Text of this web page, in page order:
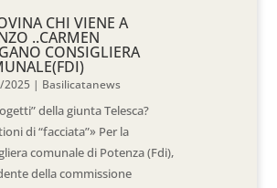
CHI VIENE A
..CARMEN
CONSIGLIERA
2025 | Basilicatanews
della giunta Telesca?
di “facciata”» Per la
comunale di Potenza (Fdi),
della commissione